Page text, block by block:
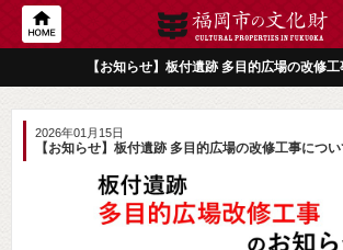
【お知らせ】板付遺跡 多目的広場の改修
2026年01月15日
【お知らせ】板付遺跡 多目的広場の改修工事につい